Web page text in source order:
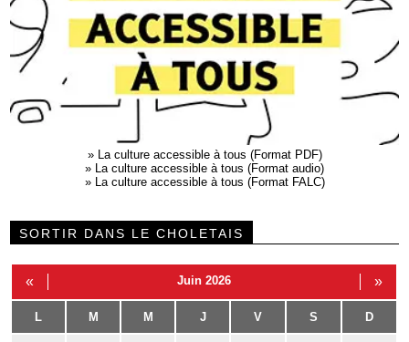
» La culture accessible à tous (Format PDF)
» La culture accessible à tous (Format audio)
» La culture accessible à tous (Format FALC)
SORTIR DANS LE CHOLETAIS
« Juin 2026 »
L M M J V S D